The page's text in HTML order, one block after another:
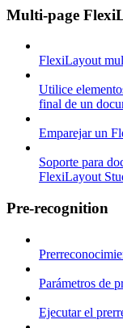
Multi-page
FlexiLayout
Utilice
final de un
Emparejar un
Soporte para
FlexiLayout
Pre-recognition
Parámetros de
Ejecutar el